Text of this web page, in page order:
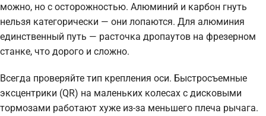
можно, но с осторожностью. Алюминий и карбон гнуть
нельзя категорически — они лопаются. Для алюминия
единственный путь — расточка дропаутов на фрезерном
станке, что дорого и сложно.
Всегда проверяйте тип крепления оси. Быстросъемные
эксцентрики (QR) на маленьких колесах с дисковыми
тормозами работают хуже из-за меньшего плеча рычага.